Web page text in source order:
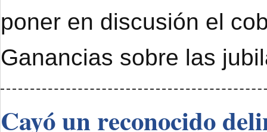
poner en discusión el
Ganancias sobre las
Cayó un reconocido